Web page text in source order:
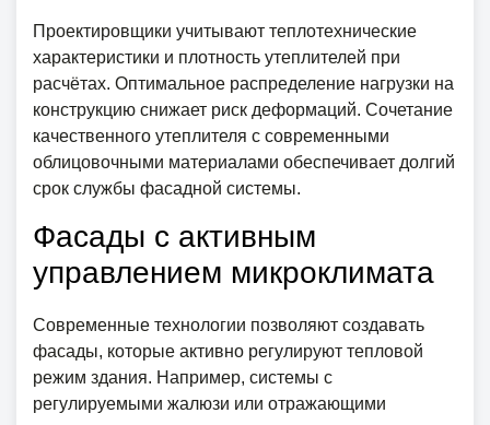
Проектировщики учитывают теплотехнические
характеристики и плотность утеплителей при
расчётах. Оптимальное распределение нагрузки на
конструкцию снижает риск деформаций. Сочетание
качественного утеплителя с современными
облицовочными материалами обеспечивает долгий
срок службы фасадной системы.
Фасады с активным
управлением микроклимата
Современные технологии позволяют создавать
фасады, которые активно регулируют тепловой
режим здания. Например, системы с
регулируемыми жалюзи или отражающими